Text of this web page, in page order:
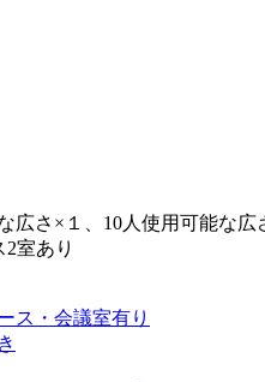
さ×１、10人使用可能な広
室あり
ス・会議室有り